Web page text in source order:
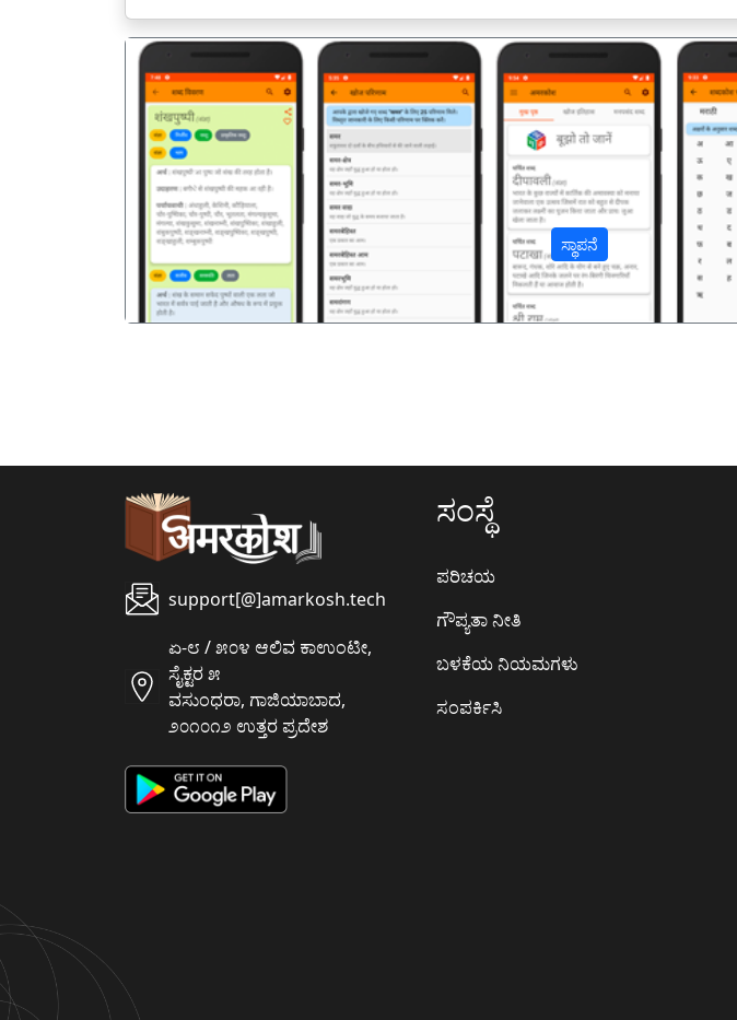
ಸ್ಥಾಪನೆ
पिछला
support[@]amarkosh.tech
ಏ-೮ / ೫೦೪ ಆಲಿವ ಕಾಉಂಟೀ,
ಸೈಕ್ಟರ ೫
ವಸುಂಧರಾ, ಗಾಜಿಯಾಬಾದ,
೨೦೧೦೧೨ ಉತ್ತರ ಪ್ರದೇಶ
ಸಂಸ್ಥೆ
ಪರಿಚಯ
ಗೌಪ್ಯತಾ ನೀತಿ
ಬಳಕೆಯ ನಿಯಮಗಳು
ಸಂಪರ್ಕಿಸಿ